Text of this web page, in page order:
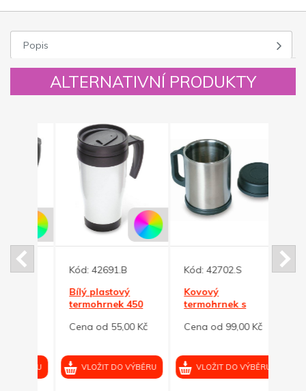
Popis
ALTERNATIVNÍ PRODUKTY
Kód:42691.B
Bílý plastový
termohrnek 450
víčkem
Cena od 55,00 Kč
VLOŽIT DO VÝBĚRU
Kód:42702.S
Kovový
termohrnek s
víčkem
Cena od 99,00 Kč
VLOŽIT DO VÝBĚRU
Kód: